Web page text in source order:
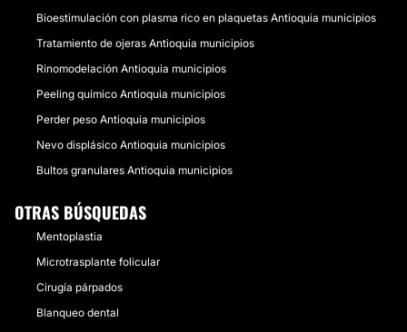
Bioestimulación con plasma rico en plaquetas Antioquia municipios
Tratamiento de ojeras Antioquia municipios
Rinomodelación Antioquia municipios
Peeling químico Antioquia municipios
Perder peso Antioquia municipios
Nevo displásico Antioquia municipios
Bultos granulares Antioquia municipios
OTRAS BÚSQUEDAS
Mentoplastia
Microtrasplante folicular
Cirugía párpados
Blanqueo dental